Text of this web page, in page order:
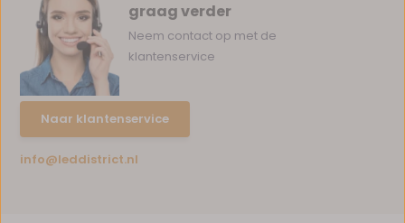
graag verder
Neem contact op met de
klantenservice
Naar klantenservice
info@leddistrict.nl